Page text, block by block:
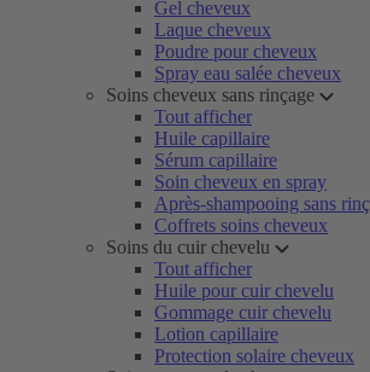
Gel cheveux
Laque cheveux
Poudre pour cheveux
Spray eau salée cheveux
Soins cheveux sans rinçage
Tout afficher
Huile capillaire
Sérum capillaire
Soin cheveux en spray
Après-shampooing sans
Coffrets soins cheveux
Soins du cuir chevelu
Tout afficher
Huile pour cuir chevelu
Gommage cuir chevelu
Lotion capillaire
Protection solaire cheveux